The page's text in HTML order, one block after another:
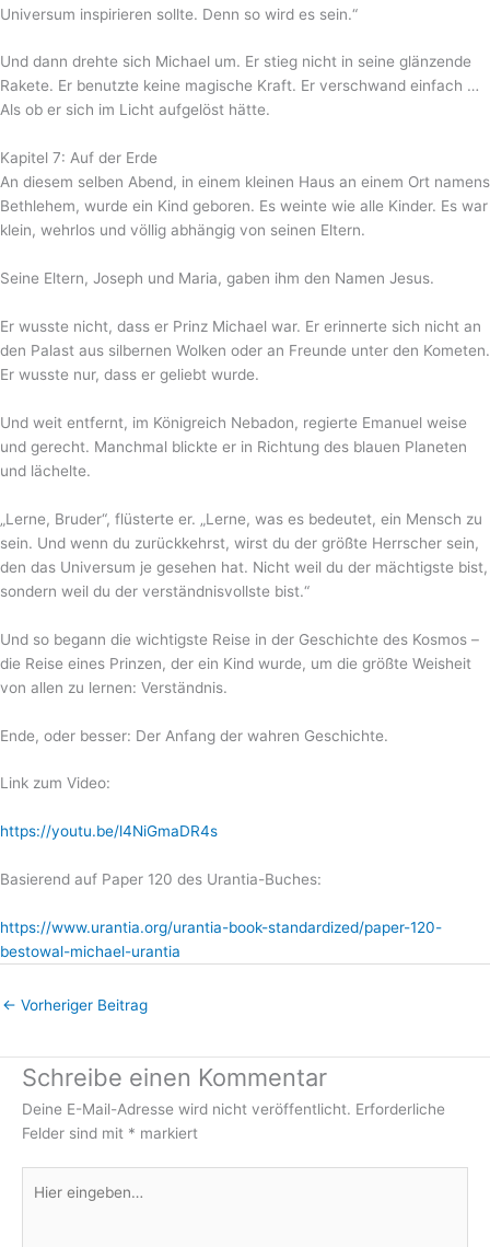
Universum inspirieren sollte. Denn so wird es sein.“
Und dann drehte sich Michael um. Er stieg nicht in seine glänzende
Rakete. Er benutzte keine magische Kraft. Er verschwand einfach …
Als ob er sich im Licht aufgelöst hätte.
Kapitel 7: Auf der Erde
An diesem selben Abend, in einem kleinen Haus an einem Ort namens
Bethlehem, wurde ein Kind geboren. Es weinte wie alle Kinder. Es war
klein, wehrlos und völlig abhängig von seinen Eltern.
Seine Eltern, Joseph und Maria, gaben ihm den Namen Jesus.
Er wusste nicht, dass er Prinz Michael war. Er erinnerte sich nicht an
den Palast aus silbernen Wolken oder an Freunde unter den Kometen.
Er wusste nur, dass er geliebt wurde.
Und weit entfernt, im Königreich Nebadon, regierte Emanuel weise
und gerecht. Manchmal blickte er in Richtung des blauen Planeten
und lächelte.
„Lerne, Bruder“, flüsterte er. „Lerne, was es bedeutet, ein Mensch zu
sein. Und wenn du zurückkehrst, wirst du der größte Herrscher sein,
den das Universum je gesehen hat. Nicht weil du der mächtigste bist,
sondern weil du der verständnisvollste bist.“
Und so begann die wichtigste Reise in der Geschichte des Kosmos –
die Reise eines Prinzen, der ein Kind wurde, um die größte Weisheit
von allen zu lernen: Verständnis.
Ende, oder besser: Der Anfang der wahren Geschichte.
Link zum Video:
https://youtu.be/l4NiGmaDR4s
Basierend auf Paper 120 des Urantia-Buches:
https://www.urantia.org/urantia-book-standardized/paper-120-
bestowal-michael-urantia
← Vorheriger Beitrag
Schreibe einen Kommentar
Deine E-Mail-Adresse wird nicht veröffentlicht. Erforderliche
Felder sind mit * markiert
eingeben…